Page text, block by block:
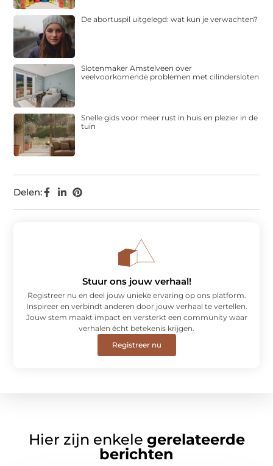
Delen:
De abortuspil uitgelegd: wat kun je verwachten?
Slotenmaker Amstelveen over
veelvoorkomende problemen met cilindersloten
Snelle gids voor meer rust in huis en plezier in de
tuin
Stuur ons jouw verhaal!
Registreer nu en deel jouw unieke ervaring op ons platform.
Inspireer en verbindt anderen door jouw verhaal te vertellen.
Jouw stem maakt impact en versterkt een community waar
verhalen écht betekenis krijgen.
Registreer nu
Hier zijn enkele gerelateerde
berichten